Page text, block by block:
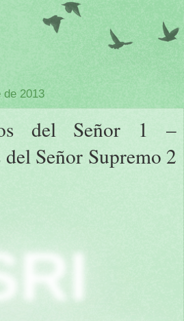
de 2013
del Señor 1 –
Señor Supremo 2